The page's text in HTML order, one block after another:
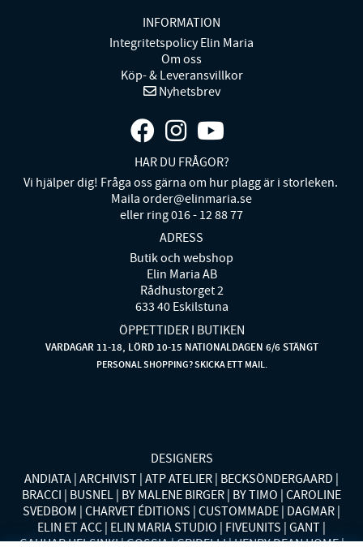
INFORMATION
Integritetspolicy Elin Maria
Om oss
Köp- & Leveransvillkor
Nyhetsbrev
HAR DU FRÅGOR?
Vi hjälper dig! Fråga oss gärna om hur plagg är i storleken.
Maila order@elinmaria.se
eller ring 016 - 12 88 77
ADRESS
Butik och webshop
Elin Maria AB
Rådhustorget 2
633 40 Eskilstuna
ÖPPETTIDER I BUTIKEN
VARDAGAR 11-18, LÖRD 10-15 NATIONALDAGEN 6/6 STÄNGT
PERSONAL SHOPPING? SKICKA ETT MAIL.
DESIGNERS
ANDIATA ARCHIVIST ATP ATELIER BECKSÖNDERGAARD
BRACCI BUSNEL BY MALENE BIRGER BY TIMO CAROLINE
SVEDBOM CHARVET ÉDITIONS CUSTOMMADE DAGMAR
ELIN ET ACC ELIN MARIA STUDIO FIVEUNITS GANT
GAUHAR HELSINKI GOSSIA GRIDELLI HENRY DEAN HOME